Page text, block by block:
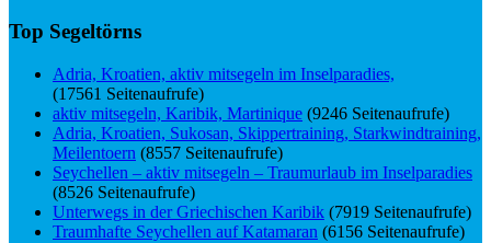
Top Segeltörns
Adria, Kroatien, aktiv mitsegeln im Inselparadies,
(17561 Seitenaufrufe)
aktiv mitsegeln, Karibik, Martinique (9246 Seitenaufrufe)
Adria, Kroatien, Sukosan, Skippertraining, Starkwindtraining,
Meilentoern (8557 Seitenaufrufe)
Seychellen – aktiv mitsegeln – Traumurlaub im Inselparadies
(8526 Seitenaufrufe)
Unterwegs in der Griechischen Karibik (7919 Seitenaufrufe)
Traumhafte Seychellen auf Katamaran (6156 Seitenaufrufe)